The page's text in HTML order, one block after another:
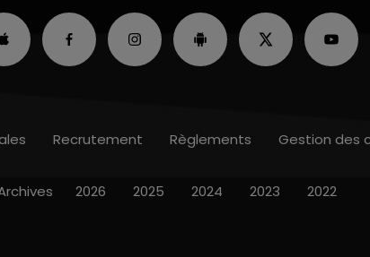
Recrutement Règlements Gestion des
2026 2025 2024 2023 2022